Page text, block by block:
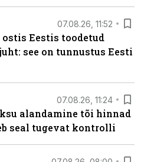
07.08.26, 11:52
Eestis toodetud
see on tunnustus Eesti
07.08.26, 11:24
alandamine tõi hinnad
seal tugevat kontrolli